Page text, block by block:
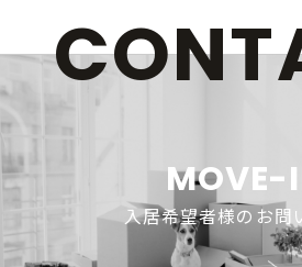
お知らせ
ルームタイプ
ロケーション
MOVE-
入居希望者様のお問